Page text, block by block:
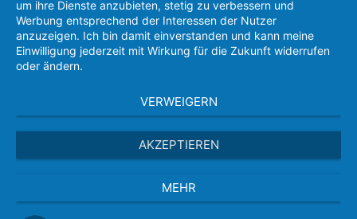
um ihre Dienste anzubieten, stetig zu verbessern und
Werbung entsprechend der Interessen der Nutzer
anzuzeigen. Ich bin damit einverstanden und kann meine
Einwilligung jederzeit mit Wirkung für die Zukunft widerrufen
oder ändern.
VERWEIGERN
AKZEPTIEREN
MEHR